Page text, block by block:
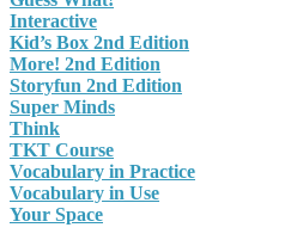
Interactive
Kid’s Box 2nd Edition
More! 2nd Edition
Storyfun 2nd Edition
Super Minds
Think
TKT Course
Vocabulary in Practice
Vocabulary in Use
Your Space